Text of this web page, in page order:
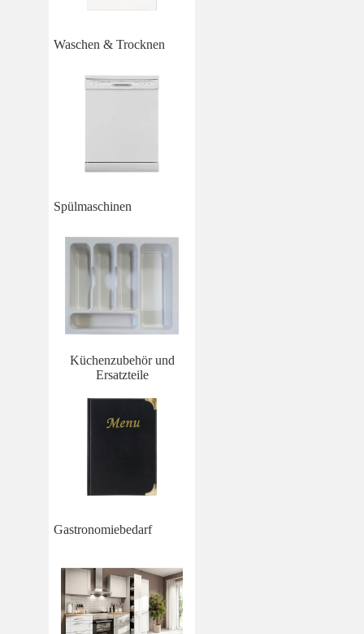
Waschen & Trocknen
Spülmaschinen
Küchenzubehör und
Ersatzteile
Gastronomiebedarf